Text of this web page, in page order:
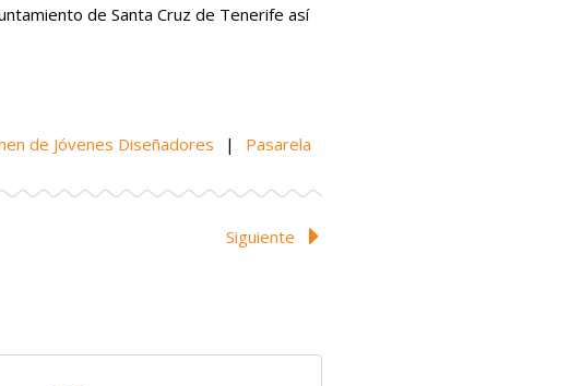
de Santa Cruz de Tenerife así
de Jóvenes Diseñadores | Pasarela
Siguiente